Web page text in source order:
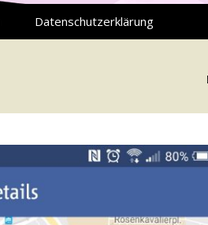
Datenschutzerklärung